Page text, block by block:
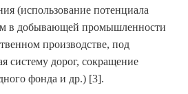
(использование потенциала
в добывающей промышленности
производстве, под
систему дорог, сокращение
фонда и др.) [3].